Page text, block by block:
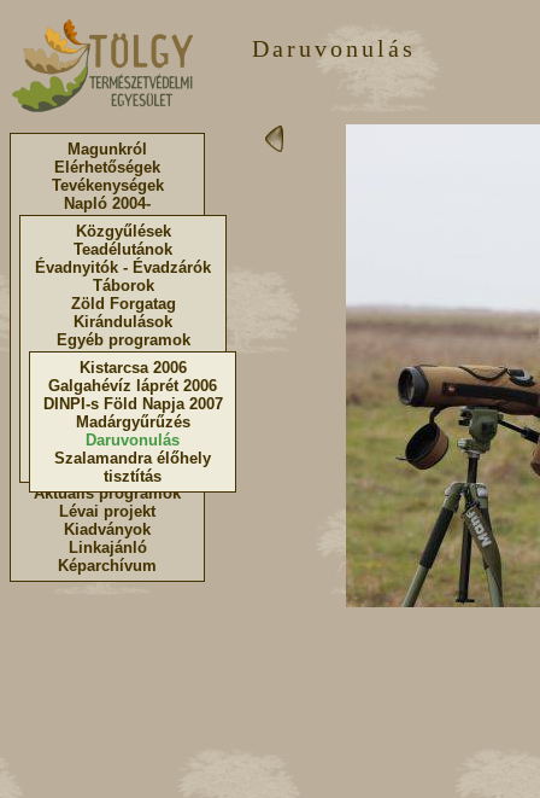
Magunkról
Elérhetőségek
Tevékenységek
Napló 2004-
Aktuális programok
Lévai projekt
Kiadványok
Linkajánló
Képarchívum
Közgyűlések
Teadélutánok
Évadnyitók - Évadzárók
Táborok
Zöld Forgatag
Kirándulások
Egyéb programok
Kistarcsa 2006
Galgahévíz láprét 2006
DINPI-s Föld Napja 2007
Madárgyűrűzés
Daruvonulás
Szalamandra élőhely
tisztítás
Daruvonulás